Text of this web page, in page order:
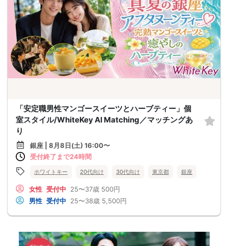
「安定職男性マンゴースイーツとハーブティー」個
室スタイル/WhiteKey AI Matching／マッチングあ
り
銀座 | 8月8日(土) 16:00〜
受付終了まで24時間
ホワイトキー 20代向け 30代向け 東京都 銀座
女性 受付中 25〜37歳 500円
男性 受付中 25〜38歳 5,500円